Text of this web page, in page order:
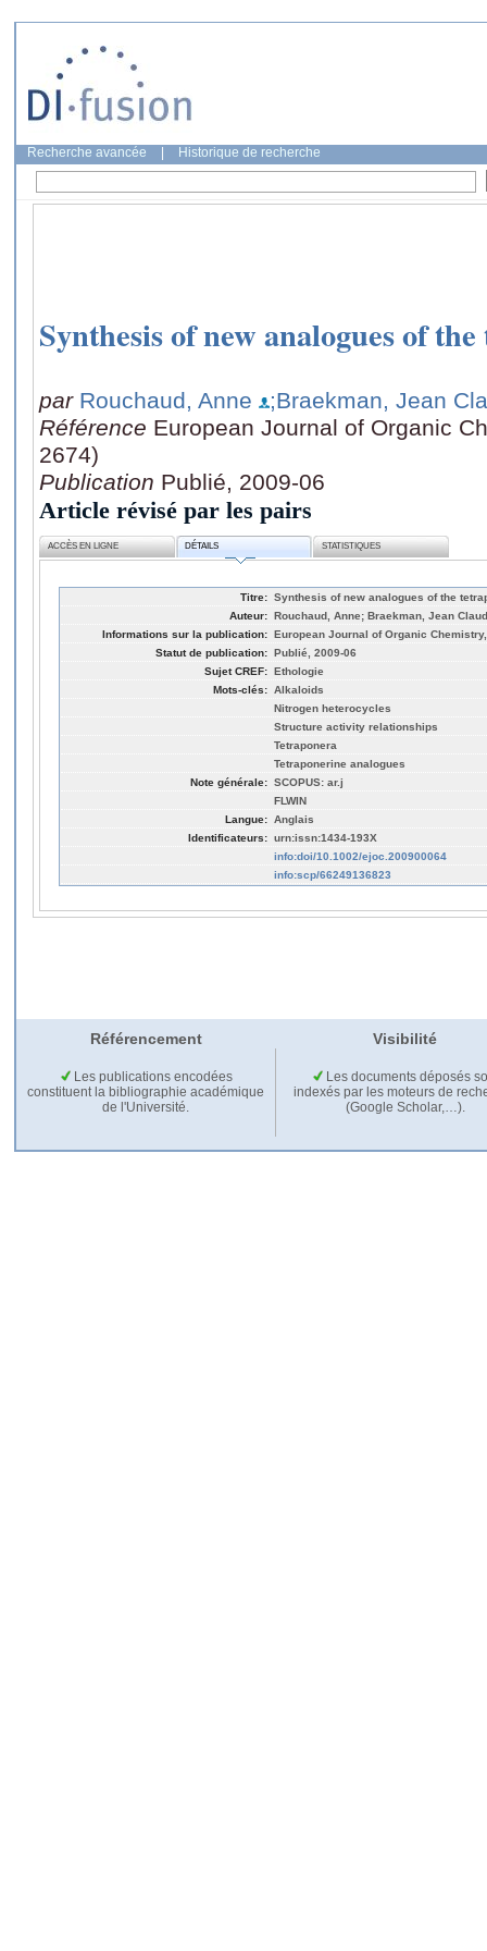
Recherche avancée Historique de recherche
Synthesis of new analogues of
par Rouchaud, Anne
;Braekman, Jean
Référence European Journal of Organic
2674)
Publication Publié, 2009-06
Article révisé par les pairs
ACCÈS EN LIGNE DÉTAILS STATISTIQUES
Titre: Synthesis of new analogues of the
Auteur: Rouchaud, Anne; Braekman, Jean
Informations sur la publication: European Journal of Organic
Statut de publication: Publié, 2009-06
Sujet CREF: Ethologie
Mots-clés: Alkaloids
Nitrogen heterocycles
Structure activity relationships
Tetraponera
Tetraponerine analogues
Note générale: SCOPUS: ar.j
FLWIN
Langue: Anglais
Identificateurs: urn:issn:1434-193X
info:doi/10.1002/ejoc.200900064
info:scp/66249136823
Référencement Visibilité
Les publications encodées
constituent la bibliographie académique
de l'Université.
Les documents déposés
indexés par les moteurs de
(Google Scholar,…).